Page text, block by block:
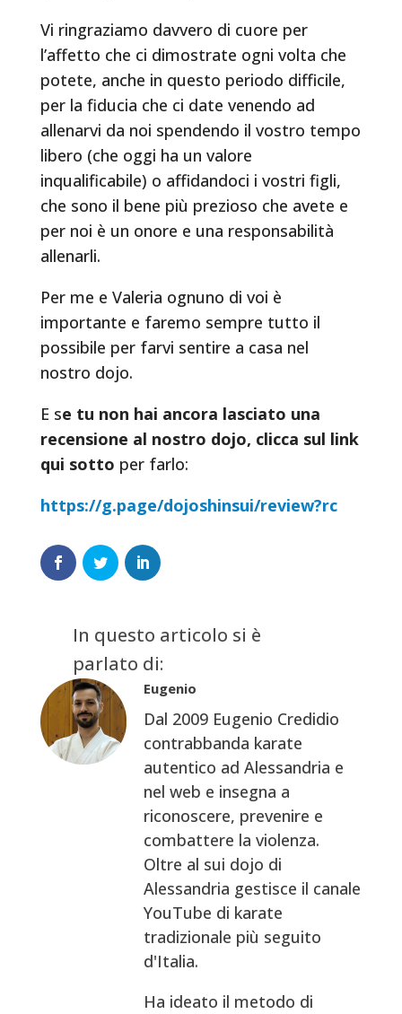
Vi ringraziamo davvero di cuore per
l’affetto che ci dimostrate ogni volta che
potete, anche in questo periodo difficile,
per la fiducia che ci date venendo ad
allenarvi da noi spendendo il vostro tempo
libero (che oggi ha un valore
inqualificabile) o affidandoci i vostri figli,
che sono il bene più prezioso che avete e
per noi è un onore e una responsabilità
allenarli.
Per me e Valeria ognuno di voi è
importante e faremo sempre tutto il
possibile per farvi sentire a casa nel
nostro dojo.
E se tu non hai ancora lasciato una
recensione al nostro dojo, clicca sul link
qui sotto per farlo:
https://g.page/dojoshinsui/review?rc
In questo articolo si è
parlato di:
Eugenio
Dal 2009 Eugenio Credidio
contrabbanda karate
autentico ad Alessandria e
nel web e insegna a
riconoscere, prevenire e
combattere la violenza.
Oltre al sui dojo di
Alessandria gestisce il canale
YouTube di karate
tradizionale più seguito
d'Italia.
Ha ideato il metodo di